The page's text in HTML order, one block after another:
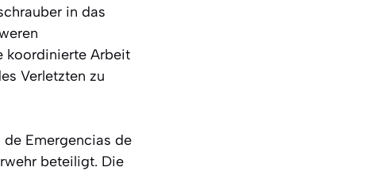
in das
koordinierte Arbeit
Verletzten zu
Emergencias de
beteiligt. Die